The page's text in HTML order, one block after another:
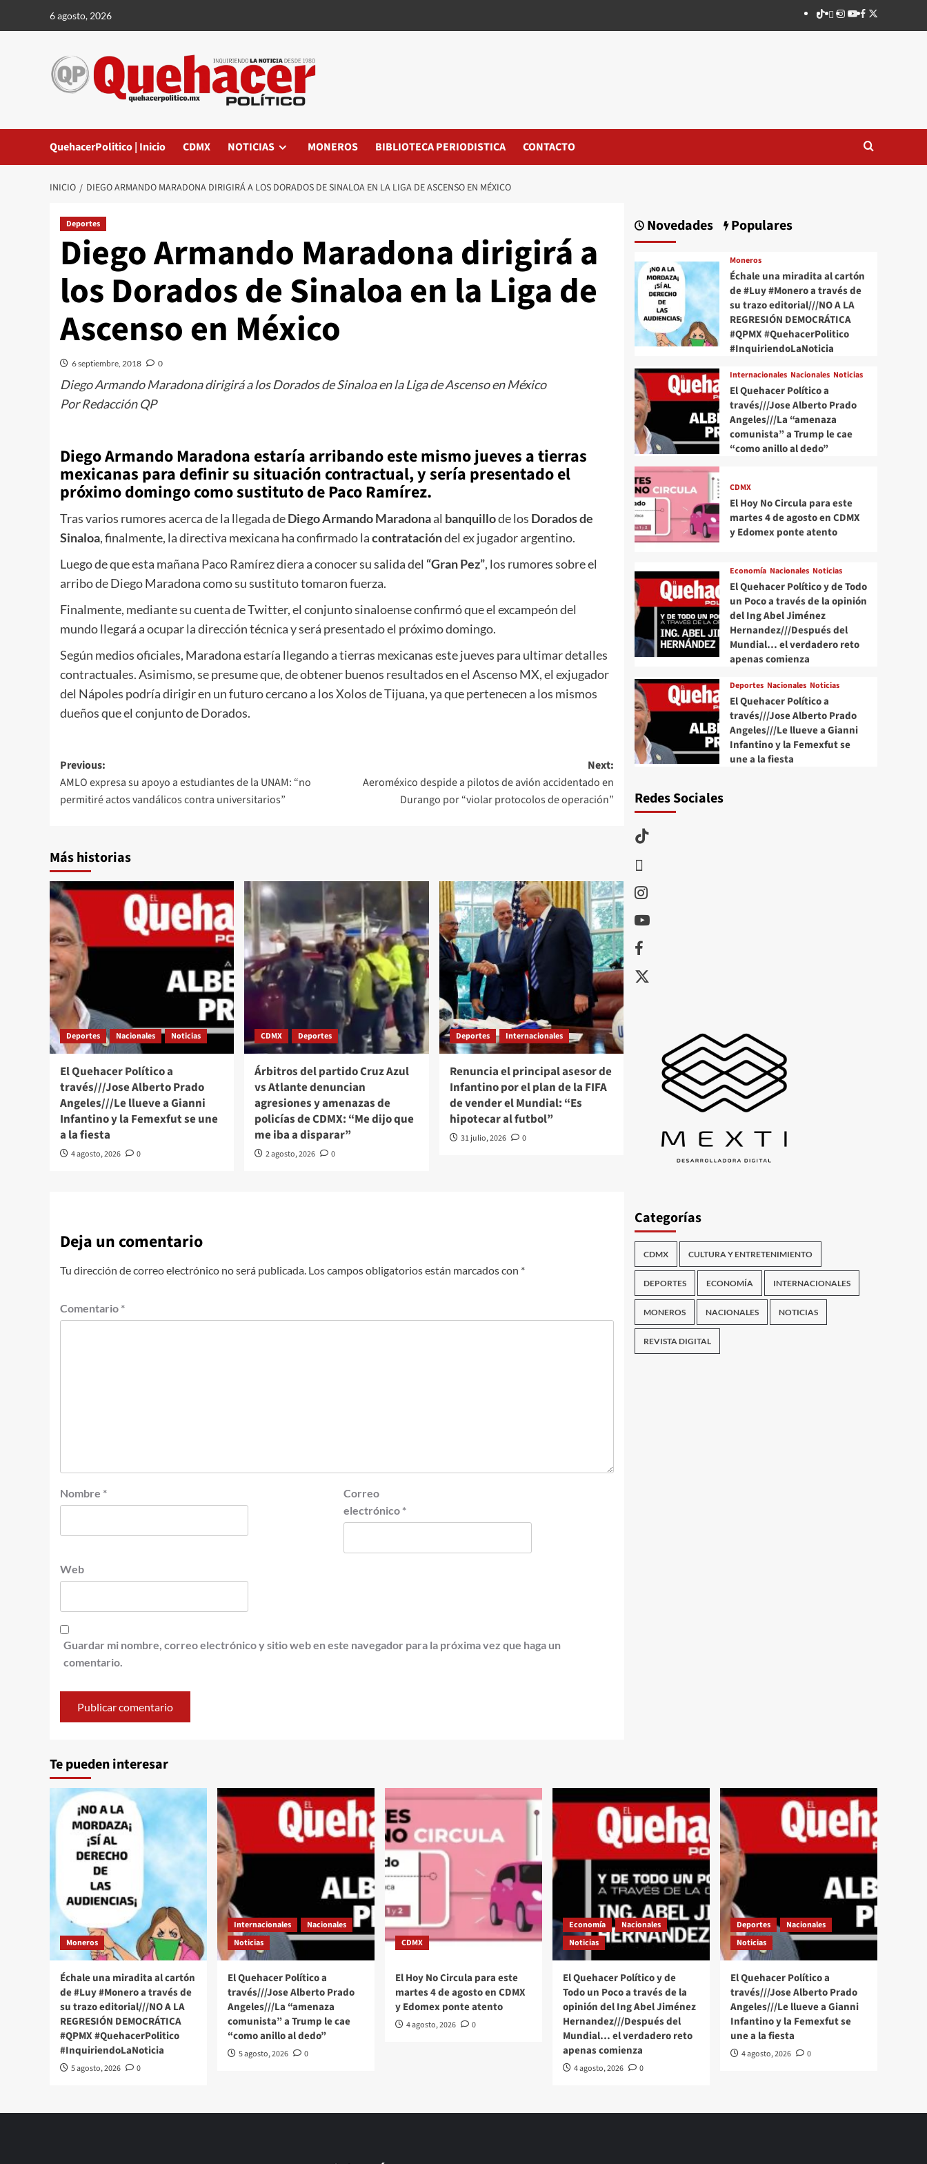
6 agosto, 2026 TikTok
threads
Instagram
Youtube
Facebook
X
QuehacerPolitico | Inicio CDMX NOTICIAS MONEROS BIBLIOTECA PERIODISTICA CONTACTO
INICIO DIEGO ARMANDO MARADONA DIRIGIRÁ A LOS DORADOS DE SINALOA EN LA LIGA DE ASCENSO EN MÉXICO
Deportes
Diego Armando Maradona dirigirá a
los Dorados de Sinaloa en la Liga de
Ascenso en México
6 septiembre, 2018 0
Diego Armando Maradona dirigirá a los Dorados de Sinaloa en la Liga de Ascenso en México
Por Redacción QP
Diego Armando Maradona estaría arribando este mismo jueves a tierras
mexicanas para definir su situación contractual, y sería presentado el
próximo domingo como sustituto de Paco Ramírez.
Tras varios rumores acerca de la llegada deDiego Armando Maradonaal banquillode los Dorados de
Sinaloa, finalmente, la directiva mexicana ha confirmado lacontratacióndel ex jugador argentino.
Luego de que esta mañana Paco Ramírez diera a conocer su salida del “Gran Pez”, los rumores sobre el
arribo de Diego Maradona como su sustituto tomaron fuerza.
Finalmente, mediante su cuenta de Twitter, el conjunto sinaloense confirmó que el excampeón del
mundo llegará a ocupar la dirección técnica y será presentado el próximo domingo.
Según medios oficiales, Maradona estaría llegando a tierras mexicanas este jueves para ultimar detalles
contractuales. Asimismo, se presume que, de obtener buenos resultados en el Ascenso MX, el exjugador
del Nápoles podría dirigir en un futuro cercano a los Xolos de Tijuana, ya que pertenecen a los mismos
dueños que el conjunto de Dorados.
Post
navigation
Previous:
AMLO expresa su apoyo a estudiantes de la UNAM: “no
permitiré actos vandálicos contra universitarios”
Next:
Aeroméxico despide a pilotos de avión accidentado en
Durango por “violar protocolos de operación”
Más historias
Deportes Nacionales Noticias
El Quehacer Político a
través///Jose Alberto Prado
Angeles///Le llueve a Gianni
Infantino y la Femexfut se une
a la fiesta
4 agosto, 2026 0
CDMX Deportes
Árbitros del partido Cruz Azul
vs Atlante denuncian
agresiones y amenazas de
policías de CDMX: “Me dijo que
me iba a disparar”
2 agosto, 2026 0
Deportes Internacionales
Renuncia el principal asesor de
Infantino por el plan de la FIFA
de vender el Mundial: “Es
hipotecar al futbol”
31 julio, 2026 0
Deja un comentario
Tu dirección de correo electrónico no será publicada. Los campos obligatorios están marcados con *
Comentario *
Nombre *
Correo
electrónico *
Web
Guardar mi nombre, correo electrónico y sitio web en este navegador para la próxima vez que haga un
comentario.
Novedades Populares
Moneros
Échale una miradita al cartón
de #Luy #Monero a través de
su trazo editorial///NO A LA
REGRESIÓN DEMOCRÁTICA
#QPMX #QuehacerPolitico
#InquiriendoLaNoticia
Internacionales Nacionales Noticias
El Quehacer Político a
través///Jose Alberto Prado
Angeles///La “amenaza
comunista” a Trump le cae
“como anillo al dedo”
CDMX
El Hoy No Circula para este
martes 4 de agosto en CDMX
y Edomex ponte atento
Economía Nacionales Noticias
El Quehacer Político y de Todo
un Poco a través de la opinión
del Ing Abel Jiménez
Hernandez///Después del
Mundial… el verdadero reto
apenas comienza
Deportes Nacionales Noticias
El Quehacer Político a
través///Jose Alberto Prado
Angeles///Le llueve a Gianni
Infantino y la Femexfut se
une a la fiesta
Redes Sociales
TikTok
Instagram
Youtube
Facebook
X
Categorías
CDMX CULTURA Y ENTRETENIMIENTO
DEPORTES ECONOMÍA INTERNACIONALES
MONEROS NACIONALES NOTICIAS
REVISTA DIGITAL
Te pueden interesar
Moneros
Échale una miradita al cartón
de #Luy #Monero a través de
su trazo editorial///NO A LA
REGRESIÓN DEMOCRÁTICA
#QPMX #QuehacerPolitico
#InquiriendoLaNoticia
5 agosto, 2026 0
Internacionales
Nacionales
Noticias
El Quehacer Político a
través///Jose Alberto Prado
Angeles///La “amenaza
comunista” a Trump le cae
“como anillo al dedo”
5 agosto, 2026 0
CDMX
El Hoy No Circula para este
martes 4 de agosto en CDMX
y Edomex ponte atento
4 agosto, 2026 0
Economía
Nacionales
Noticias
El Quehacer Político y de
Todo un Poco a través de la
opinión del Ing Abel Jiménez
Hernandez///Después del
Mundial… el verdadero reto
apenas comienza
4 agosto, 2026 0
Deportes
Nacionales
Noticias
El Quehacer Político a
través///Jose Alberto Prado
Angeles///Le llueve a Gianni
Infantino y la Femexfut se
une a la fiesta
4 agosto, 2026 0